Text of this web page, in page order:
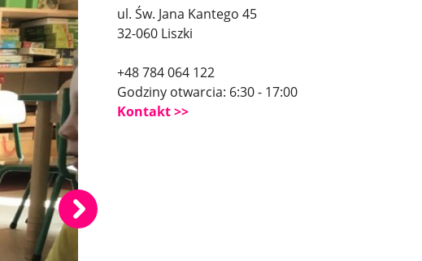
ul. Św. Jana Kantego 45
32-060 Liszki
+48 784 064 122
Godziny otwarcia: 6:30 - 17:00
Kontakt